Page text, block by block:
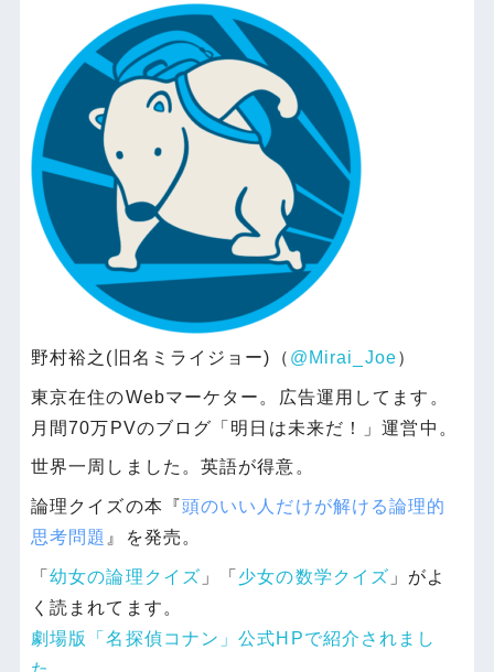
野村裕之(旧名ミライジョー)（ @Mirai_Joe）
東京在住のWebマーケター。広告運用してます。
月間70万PVのブログ「明日は未来だ！」運営中。
世界一周しました。英語が得意。
論理クイズの本『頭のいい人だけが解ける論理的
思考問題 』を発売。
「幼女の論理クイズ 」「 少女の数学クイズ 」がよ
く読まれてます。
劇場版「名探偵コナン」公式HPで紹介されまし